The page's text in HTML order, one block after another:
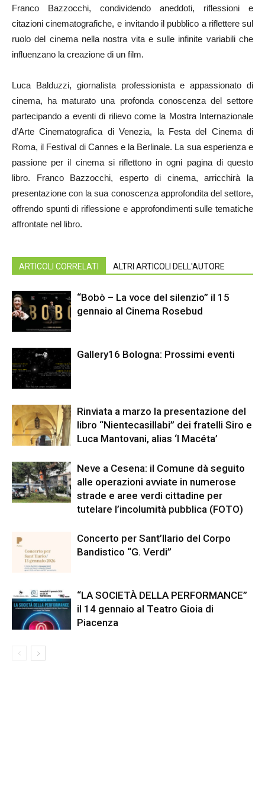
Franco Bazzocchi, condividendo aneddoti, riflessioni e
citazioni cinematografiche, e invitando il pubblico a riflettere sul
ruolo del cinema nella nostra vita e sulle infinite variabili che
influenzano la creazione di un film.
Luca Balduzzi, giornalista professionista e appassionato di
cinema, ha maturato una profonda conoscenza del settore
partecipando a eventi di rilievo come la Mostra Internazionale
d’Arte Cinematografica di Venezia, la Festa del Cinema di
Roma, il Festival di Cannes e la Berlinale. La sua esperienza e
passione per il cinema si riflettono in ogni pagina di questo
libro. Franco Bazzocchi, esperto di cinema, arricchirà la
presentazione con la sua conoscenza approfondita del settore,
offrendo spunti di riflessione e approfondimenti sulle tematiche
affrontate nel libro.
ARTICOLI CORRELATI ALTRI ARTICOLI DELL'AUTORE
“Bobò – La voce del silenzio” il 15
gennaio al Cinema Rosebud
Gallery16 Bologna: Prossimi eventi
Rinviata a marzo la presentazione del
libro “Nientecasillabi” dei fratelli Siro e
Luca Mantovani, alias ‘I Macéta’
Neve a Cesena: il Comune dà seguito
alle operazioni avviate in numerose
strade e aree verdi cittadine per
tutelare l’incolumità pubblica (FOTO)
Concerto per Sant’Ilario del Corpo
Bandistico “G. Verdi”
“LA SOCIETÀ DELLA PERFORMANCE”
il 14 gennaio al Teatro Gioia di
Piacenza